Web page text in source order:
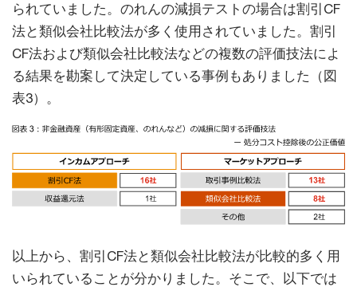
られていました。のれんの減損テストの場合は割引CF
法と類似会社比較法が多く使用されていました。割引
CF法および類似会社比較法などの複数の評価技法によ
る結果を勘案して決定している事例もありました（図
表3）。
以上から、割引CF法と類似会社比較法が比較的多く用
いられていることが分かりました。そこで、以下では